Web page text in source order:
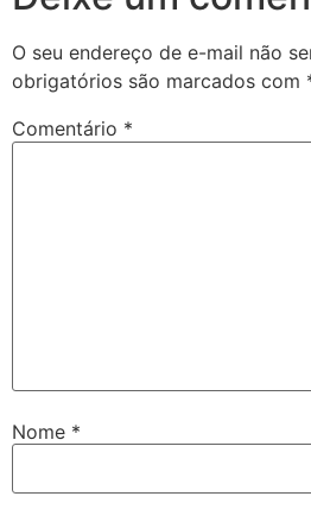
O seu endereço de e-mail não
obrigatórios são marcados com
Comentário *
Nome *